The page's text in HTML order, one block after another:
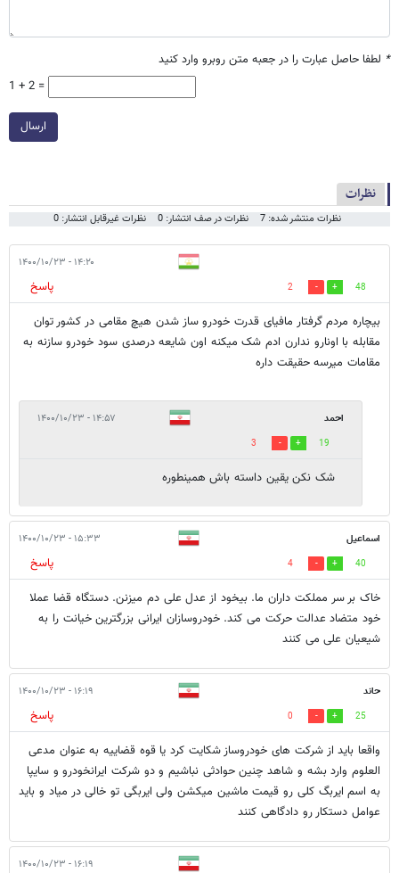
* لطفا حاصل عبارت را در جعبه متن روبرو وارد کنید
1 + 2 =
ارسال
نظرات
نظرات منتشر شده: 7 نظرات در صف انتشار: 0 نظرات غیرقابل انتشار: 0
۱۴:۲۰ - ۱۴۰۰/۱۰/۲۳
48
2
پاسخ
بیچاره مردم گرفتار مافیای قدرت خودرو ساز شدن هیچ مقامی در کشور توان
مقابله با اونارو ندارن ادم شک میکنه اون شایعه درصدی سود خودرو سازنه به
مقامات میرسه حقیقت داره
احمد ۱۴:۵۷ - ۱۴۰۰/۱۰/۲۳
19
3
شک نکن یقین داسته باش همینطوره
اسماعیل ۱۵:۳۳ - ۱۴۰۰/۱۰/۲۳
40
4
پاسخ
خاک بر سر مملکت داران ما. بیخود از عدل علی دم میزنن. دستگاه قضا عملا
خود متضاد عدالت حرکت می کند. خودروسازان ایرانی بزرگترین خیانت را به
شیعیان علی می کنند
حاند ۱۶:۱۹ - ۱۴۰۰/۱۰/۲۳
25
0
پاسخ
واقعا باید از شرکت های خودروساز شکایت کرد یا قوه قضاییه به عنوان مدعی
العلوم وارد بشه و شاهد چنین حوادثی نباشیم و دو شرکت ایرانخودرو و سایپا
به اسم ایربگ کلی رو قیمت ماشین میکشن ولی ایربگی تو خالی در میاد و باید
عوامل دستکار رو دادگاهی کنند
۱۶:۱۹ - ۱۴۰۰/۱۰/۲۳